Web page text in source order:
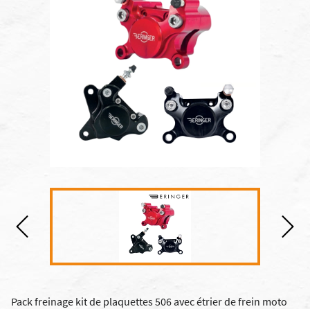
Pack freinage kit de plaquettes 506 avec étrier de frein moto